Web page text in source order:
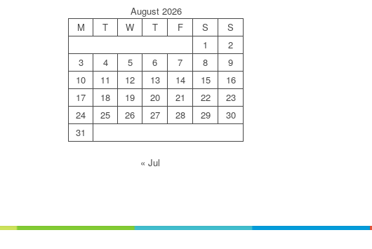
August 2026
M
T W T F S
S
1
2
3
4 5 6 7 8
9
10
11 12 13 14 15
16
17
18 19 20 21 22
23
24
25 26 27 28 29
30
31
« Jul